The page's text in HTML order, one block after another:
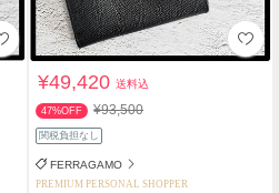
¥49,420送料込
47%OFF ¥93,500
関税負担なし
FERRAGAMO
PREMIUM PERSONAL SHOPPER